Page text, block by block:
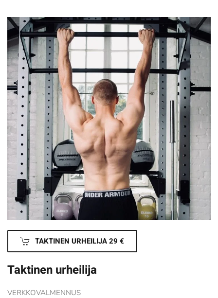
TAKTINEN URHEILIJA 29 €
Taktinen urheilija
VERKKOVALMENNUS